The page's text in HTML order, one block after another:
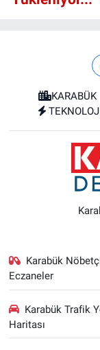
KARABÜK
Karabük
Eczaneler
Karabük Trafik
Haritası